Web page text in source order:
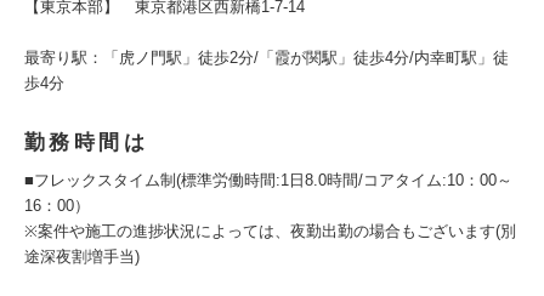
【東京本部】 東京都港区西新橋1-7-14
最寄り駅：「虎ノ門駅」徒歩2分/「霞が関駅」徒歩4分/内幸町駅」徒
歩4分
勤務時間は
■フレックスタイム制(標準労働時間:1日8.0時間/コアタイム:10：00～
16：00）
※案件や施工の進捗状況によっては、夜勤出勤の場合もございます(別
途深夜割増手当)